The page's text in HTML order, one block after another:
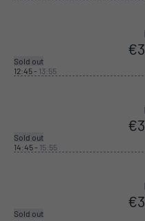
Sold out
12:45- 13:55
Sold out
14:45- 15:55
Sold out